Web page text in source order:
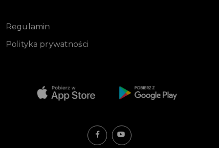
Regulamin
Polityka prywatności